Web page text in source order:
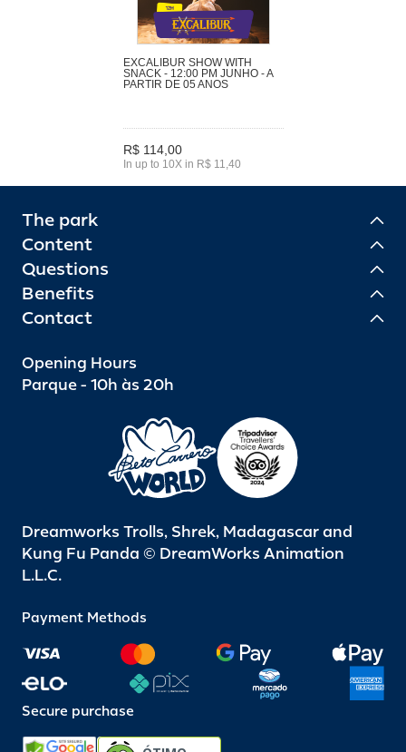
EXCALIBUR SHOW WITH
SNACK - 12:00 PM JUNHO - A
PARTIR DE 05 ANOS
R$ 114,00
In up to 10X in R$ 11,40
The park
Content
Questions
Benefits
Contact
Opening Hours
Parque - 10h às 20h
Dreamworks Trolls, Shrek, Madagascar and
Kung Fu Panda © DreamWorks Animation
L.L.C.
Payment Methods
Secure purchase